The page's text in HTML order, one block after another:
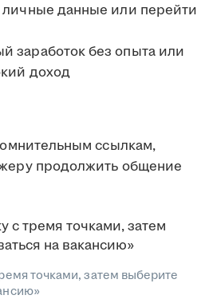
личные данные или перейти
заработок без опыта или
доход
ссылкам,
продолжить общение
точками, затем выберите